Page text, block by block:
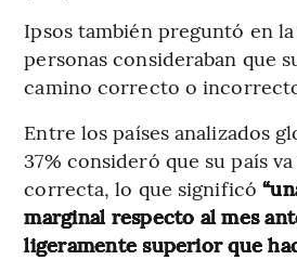
Ipsos también preguntó en
personas consideraban que
camino correcto o
Entre los países analizados
37% consideró que su país
correcta, lo que significó
marginal respecto al mes
ligeramente superior que